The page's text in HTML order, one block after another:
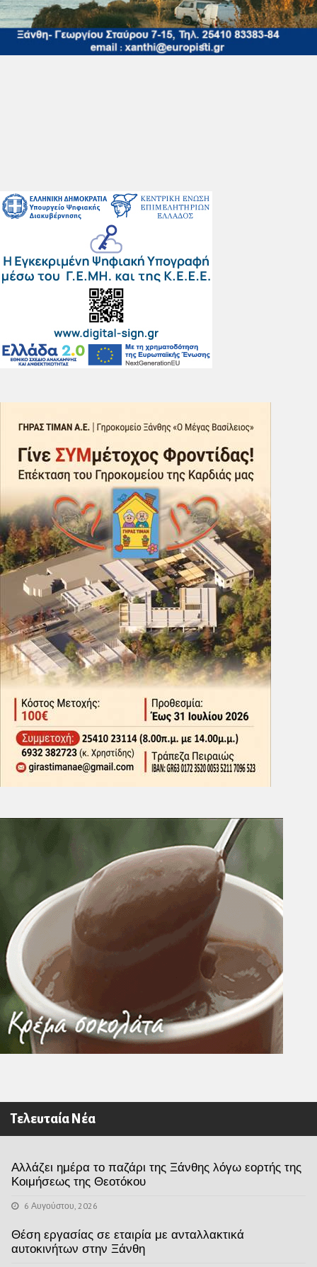
Τελευταία Νέα
Αλλάζει ημέρα το παζάρι της Ξάνθης λόγω εορτής της
Κοιμήσεως της Θεοτόκου
6 Αυγούστου, 2026
Θέση εργασίας σε εταιρία με ανταλλακτικά
αυτοκινήτων στην Ξάνθη